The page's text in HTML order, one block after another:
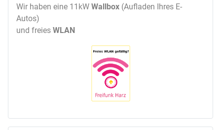
Wir haben eine 11kW Wallbox (Aufladen Ihres E-
Autos)
und freies WLAN